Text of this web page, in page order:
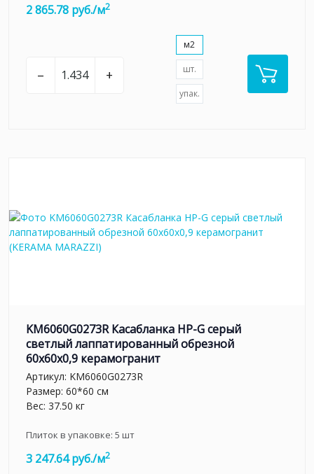
2 865.78 руб./м2
– +
м2
шт.
упак.
KM6060G0273R Касабланка HP-G серый
светлый лаппатированный обрезной
60x60x0,9 керамогранит
Артикул: KM6060G0273R
Размер: 60*60 см
Вес: 37.50 кг
Плиток в упаковке: 5 шт
3 247.64 руб./м2